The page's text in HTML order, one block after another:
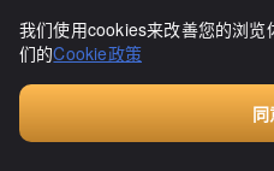
专注于日本清酒
评价
まだらいち
我们使用cookies来改善您的浏
们的Cookie政策
同